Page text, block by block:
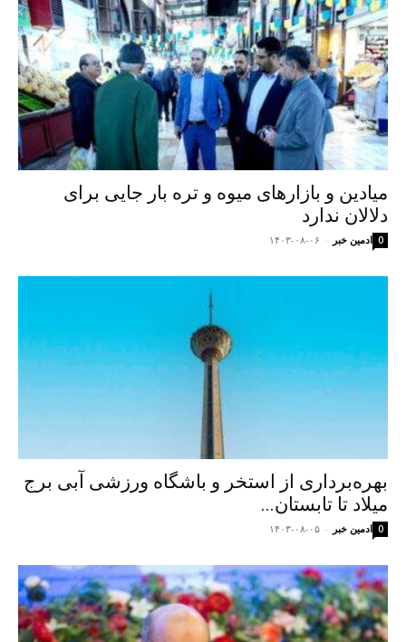
میادین و بازارهای میوه و تره بار جایی برای
دلالان ندارد
ادمین خبر - ۱۴۰۳-۰۸-۰۶ 0
بهره‌برداری از استخر و باشگاه ورزشی آبی برج
میلاد تا تابستان...
ادمین خبر - ۱۴۰۳-۰۸-۰۵ 0